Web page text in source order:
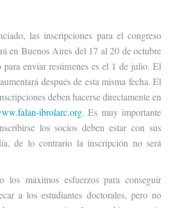
las inscripciones para el congreso
en Buenos Aires del 17 al 20 de octubre
para enviar resúmenes es el 1 de julio. El
después de esta misma fecha. El
deben hacerse directamente en
ibrolarc.org. Es muy importante
los socios deben estar con sus
de lo contrario la inscripción no será
los máximos esfuerzos para conseguir
a los estudiantes doctorales, pero no